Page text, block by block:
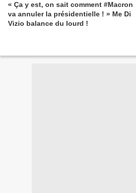
« Ça y est, on sait comment #Macron
va annuler la présidentielle ! » Me Di
Vizio balance du lourd !